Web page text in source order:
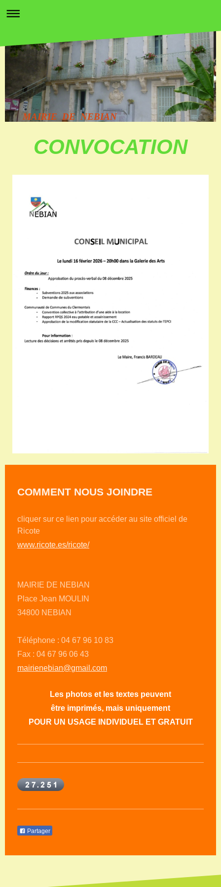
MAIRIE DE NEBIAN
CONVOCATION
COMMENT NOUS JOINDRE
cliquer sur ce lien pour accéder au site officiel de
Ricote
www.ricote.es/ricote/
MAIRIE DE NEBIAN
Place Jean MOULIN
34800 NEBIAN
Téléphone : 04 67 96 10 83
Fax : 04 67 96 06 43
mairienebian@gmail.com
Les photos et les textes peuvent
être imprimés, mais uniquement
POUR UN USAGE INDIVIDUEL ET GRATUIT
Partager